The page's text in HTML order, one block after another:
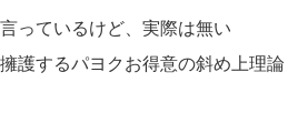
っているけど、実際は無い
護するパヨクお得意の斜め上理論